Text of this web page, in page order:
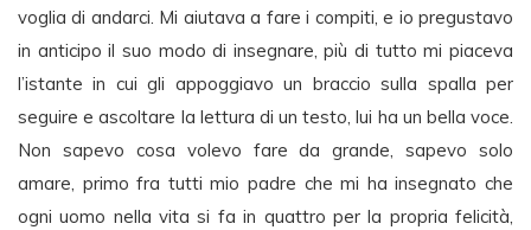
voglia di andarci. Mi aiutava a fare i compiti, e io pregustavo
in anticipo il suo modo di insegnare, più di tutto mi piaceva
l’istante in cui gli appoggiavo un braccio sulla spalla per
seguire e ascoltare la lettura di un testo, lui ha un bella voce.
Non sapevo cosa volevo fare da grande, sapevo solo
amare, primo fra tutti mio padre che mi ha insegnato che
ogni uomo nella vita si fa in quattro per la propria felicità,